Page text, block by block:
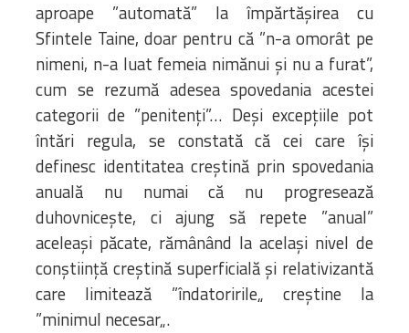
aproape ”automată” la împărtășirea cu
Sfintele Taine, doar pentru că ”n-a omorât pe
nimeni, n-a luat femeia nimănui și nu a furat”,
cum se rezumă adesea spovedania acestei
categorii de ”penitenți”… Deși excepțiile pot
întări regula, se constată că cei care își
definesc identitatea creștină prin spovedania
anuală nu numai că nu progresează
duhovnicește, ci ajung să repete ”anual”
aceleași păcate, rămânând la același nivel de
conștiință creștină superficială și relativizantă
care limitează ”îndatoririle„ creștine la
”minimul necesar„.